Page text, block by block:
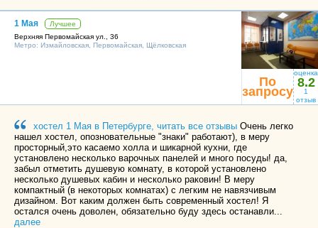
сайте, можно выбрать наиболее подходящее место отдыха.
Однако просим Вас не судить о хостеле в Москве лишь по
одному, пусть даже очень эмоциональному, отзыву. Впечатления
каждого человека носят субъективный характер и могут не
захотите высказать свое мнение, тогда мы снова ждем Вас в этом
разделе нашего сайта. Будем очень благодарны за помощь в
формировании списка «лучших из лучших».
Ваше мнение важно для нас и будет непременно опубликовано
на странице, при отсутствии в нем информации рекламного
характера и ненормативной лексики.
1 Мая
Лучшее
Верхняя Первомайская ул., 36
Метро: Измайловская Первомайская Щёлковская
По
запросу
оценка
8.2
1
отзыв
хостел 1 Мая в Петербурге, читать все отзывы Очень легко
нашел хостел, опозновательные "знаки" работают), в меру
просторный,это касаемо холла и шикарной кухни, где
установлено несколько варочных панелей и много посуды! да,
забыл отметить душевую комнату, в которой установлено
несколько душевых кабин и несколько раковин! В меру
компактный (в некоторых комнатах) с легким не навязчивым
дизайном. Вот каким должен быть современный хостел! Я
остался очень доволен, обязательно буду здесь останавли...
далее
Москва
+7 (495) 646-74-40
Петербург